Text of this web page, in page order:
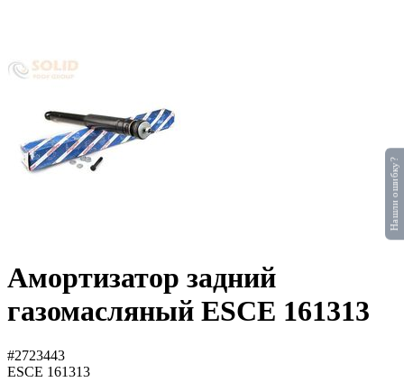
Амортизатор задний
газомасляный ESCE 161313
#2723443
ESCE 161313
Нашли ошибку?